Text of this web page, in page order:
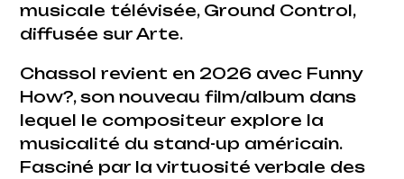
musicale télévisée, Ground Control,
diffusée sur Arte.
Chassol revient en 2026 avec Funny
How?, son nouveau film/album dans
lequel le compositeur explore la
musicalité du stand-up américain.
Fasciné par la virtuosité verbale des